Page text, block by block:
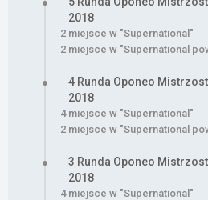
2018
2 miejsce w "Supernational"
2 miejsce w "Supernational
4 Runda Oponeo
2018
4 miejsce w "Supernational"
2 miejsce w "Supernational
3 Runda Oponeo
2018
4 miejsce w "Supernational"